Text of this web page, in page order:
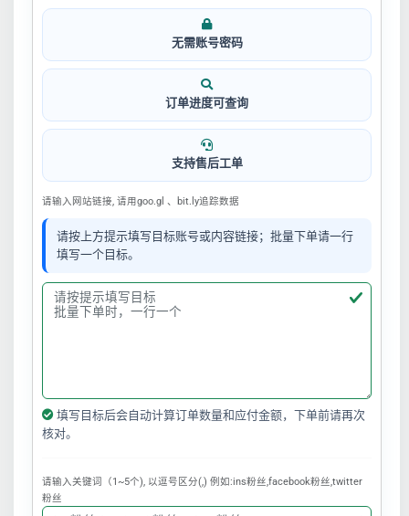
无需账号密码
订单进度可查询
支持售后工单
请输入网站链接, 请用goo.gl 、bit.ly追踪数据
请按上方提示填写目标账号或内容链接；批量下单请一行
填写一个目标。
填写目标后会自动计算订单数量和应付金额，下单前请再次
核对。
请输入关键词（1~5个), 以逗号区分(,) 例如:ins粉丝,facebook粉丝,twitter
粉丝